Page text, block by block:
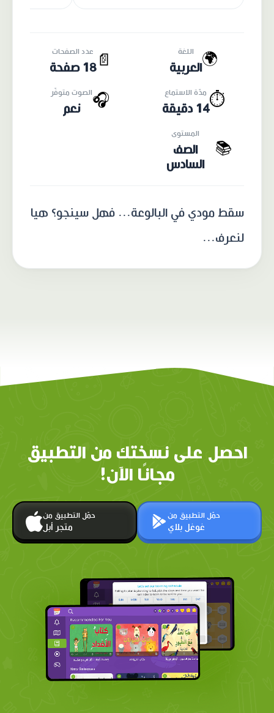
🌍 اللغة
العربية 📄
عدد الصفحات
18 صفحة
⏱️ مدّة الاستماع
14 دقيقة
🎧الصوت متوفّر
نعم
📚
المستوى
الصف
السادس
سقط مودي في البالوعة... فهل سينجو؟ هيا
لنعرف...
احصل على نسختك من التطبيق
مجانًا الآن!
حمّل التطبيق من
متجر أبل
حمّل التطبيق من
غوغل بلاي